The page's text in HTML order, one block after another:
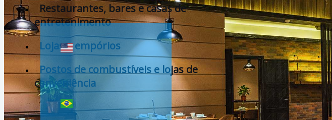
Restaurantes, bares e casas de
entretenimento
Lojas e empórios
Postos de combustíveis e lojas de
conveniência